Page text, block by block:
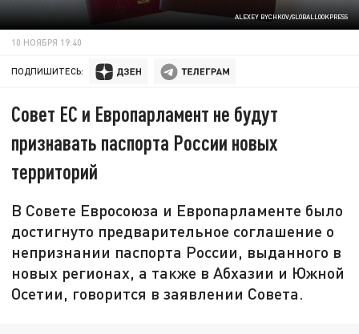
ALEXEY BYCHKOV/GLOBALLOOKPRESS
10 НОЯБРЯ 19:40
ПОДПИШИТЕСЬ:
Совет ЕС и Европарламент не будут
признавать паспорта России новых
территорий
В Совете Евросоюза и Европарламенте было
достигнуто предварительное соглашение о
непризнании паспорта России, выданного в
новых регионах, а также в Абхазии и Южной
Осетии, говорится в заявлении Совета.